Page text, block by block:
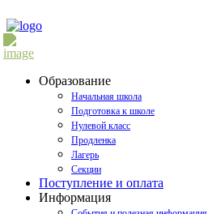
Образование
Начальная школа
Подготовка к школе
Нулевой класс
Продленка
Лагерь
Секции
Поступление и оплата
Информация